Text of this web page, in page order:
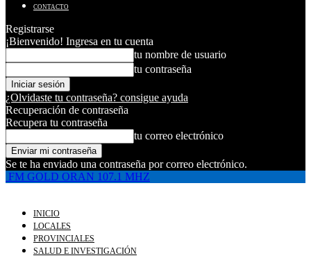
CONTACTO
Registrarse
¡Bienvenido! Ingresa en tu cuenta
tu nombre de usuario
tu contraseña
¿Olvidaste tu contraseña? consigue ayuda
Recuperación de contraseña
Recupera tu contraseña
tu correo electrónico
Se te ha enviado una contraseña por correo electrónico.
FM GOLD ORAN 107.1 MHZ
INICIO
LOCALES
PROVINCIALES
SALUD E INVESTIGACIÓN